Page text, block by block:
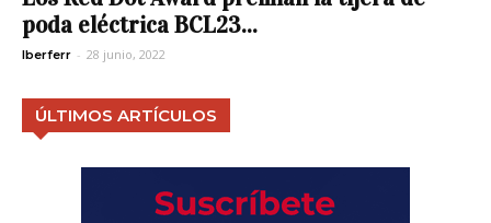
poda eléctrica BCL23...
Iberferr - 28 junio, 2022
ÚLTIMOS ARTÍCULOS